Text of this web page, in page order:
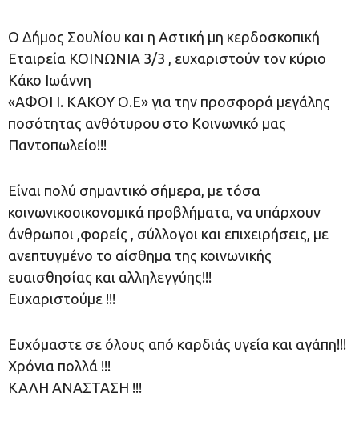
Ο Δήµος Σουλίου και η Αστική µη κερδοσκοπική
Εταιρεία ΚΟΙΝΩΝΙΑ 3/3 , ευχαριστούν τον κύριο
Κάκο Ιωάννη
«ΑΦΟΙ Ι. ΚΑΚΟΥ Ο.Ε» για την προσφορά μεγάλης
ποσότητας ανθότυρου στο Κοινωνικό μας
Παντοπωλείο!!!
Είναι πολύ σημαντικό σήμερα, με τόσα
κοινωνικοοικονομικά προβλήματα, να υπάρχουν
άνθρωποι ,φορείς , σύλλογοι και επιχειρήσεις, με
ανεπτυγμένο το αίσθημα της κοινωνικής
ευαισθησίας και αλληλεγγύης!!!
Ευχαριστούμε !!!
Ευχόμαστε σε όλους από καρδιάς υγεία και αγάπη!!!
Χρόνια πολλά !!!
ΚΑΛΗ ΑΝΑΣΤΑΣΗ !!!